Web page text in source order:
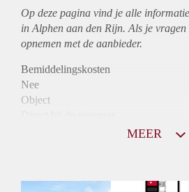
Op deze pagina vind je alle
in Alphen aan den Rijn. Als je
opnemen met de aanbieder.
Bemiddelingskosten
Nee
Object
MEER